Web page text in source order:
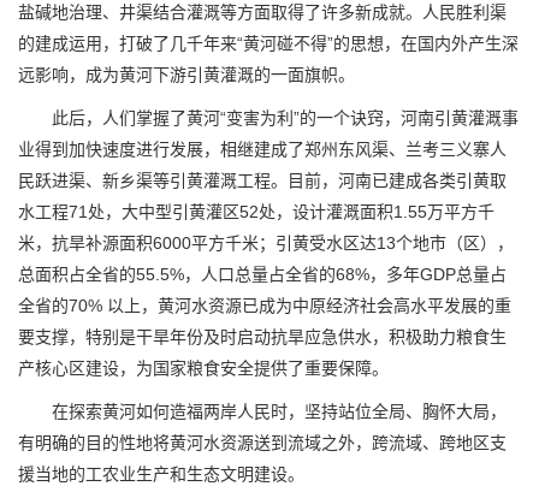
盐碱地治理、井渠结合灌溉等方面取得了许多新成就。人民胜利渠
的建成运用，打破了几千年来“黄河碰不得”的思想，在国内外产生深
远影响，成为黄河下游引黄灌溉的一面旗帜。
此后，人们掌握了黄河“变害为利”的一个诀窍，河南引黄灌溉事
业得到加快速度进行发展，相继建成了郑州东风渠、兰考三义寨人
民跃进渠、新乡渠等引黄灌溉工程。目前，河南已建成各类引黄取
水工程71处，大中型引黄灌区52处，设计灌溉面积1.55万平方千
米，抗旱补源面积6000平方千米；引黄受水区达13个地市（区），
总面积占全省的55.5%，人口总量占全省的68%，多年GDP总量占
全省的70% 以上，黄河水资源已成为中原经济社会高水平发展的重
要支撑，特别是干旱年份及时启动抗旱应急供水，积极助力粮食生
产核心区建设，为国家粮食安全提供了重要保障。
在探索黄河如何造福两岸人民时，坚持站位全局、胸怀大局，
有明确的目的性地将黄河水资源送到流域之外，跨流域、跨地区支
援当地的工农业生产和生态文明建设。